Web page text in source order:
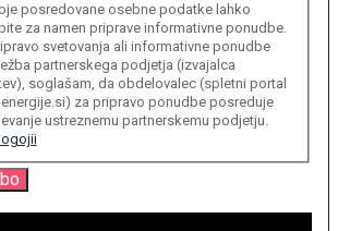
posredovane osebne podatke lahko
za namen priprave informativne ponudbe.
svetovanja ali informativne ponudbe
partnerskega podjetja (izvajalca
soglašam, da obdelovalec (spletni portal
za pripravo ponudbe posreduje
ustreznemu partnerskemu podjetju.